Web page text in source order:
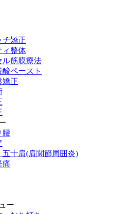
チ矯正
ィ整体
ル筋膜療法
ペースト
矯正
腰
五十肩(肩関節周囲炎)
痛
ー